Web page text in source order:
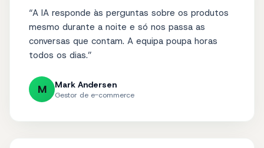
“A IA responde às perguntas sobre os produtos
mesmo durante a noite e só nos passa as
conversas que contam. A equipa poupa horas
M Mark Andersen